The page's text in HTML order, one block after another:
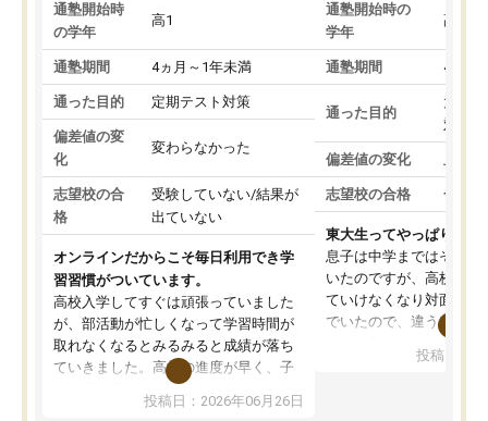
通塾開始時
の学年
高1
通塾期間 4ヵ月～1年未満
通った目的 定期テスト対策
偏差値の変
化
変わらなかった
志望校の合
格
受験していない/結果が
出ていない
オンラインだからこそ毎日利用でき学
習習慣がついています。
高校入学してすぐは頑張っていました
が、部活動が忙しくなって学習時間が
取れなくなるとみるみると成績が落ち
ていきました。高校の進度が早く、子
供も家に帰って勉強の話すると嫌な反
応を示します。東大先生にお願いして
投稿日：2026年06月26日
通塾開始時の
学年
高3
通塾期間 4ヵ月
通った目的
大学
対策
偏差値の変化 上が
志望校の合格 合格
東大生ってやっぱりすご
息子は中学まではそこそ
いたのですが、高校に入
ていけなくなり対面の塾
でいたので、違うアプロ
で、当初は模試でD判定
投稿日：